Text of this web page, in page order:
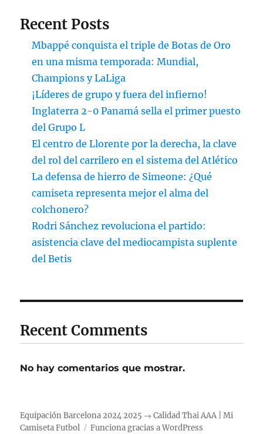
Recent Posts
Mbappé conquista el triple de Botas de Oro
en una misma temporada: Mundial,
Champions y LaLiga
¡Líderes de grupo y fuera del infierno!
Inglaterra 2-0 Panamá sella el primer puesto
del Grupo L
El centro de Llorente por la derecha, la clave
del rol del carrilero en el sistema del Atlético
La defensa de hierro de Simeone: ¿Qué
camiseta representa mejor el alma del
colchonero?
Rodri Sánchez revoluciona el partido:
asistencia clave del mediocampista suplente
del Betis
Recent Comments
No hay comentarios que mostrar.
Equipación Barcelona 2024 2025 → Calidad Thai AAA | Mi
Camiseta Futbol
Funciona gracias a WordPress